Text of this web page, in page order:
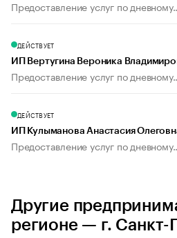
Предоставление услуг по
ДЕЙСТВУЕТ
ИП Вертугина Вероника
Предоставление услуг по
ДЕЙСТВУЕТ
ИП Кулыманова Анастасия
Предоставление услуг по
Другие
регионе — г. Санкт-